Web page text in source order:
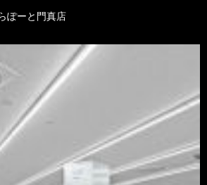
ぽーと門真店